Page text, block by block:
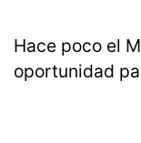
Hace poco el
oportunidad